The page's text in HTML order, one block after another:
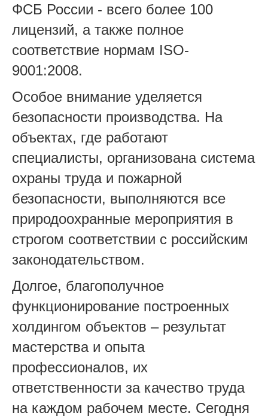
ФСБ России - всего более 100
лицензий, а также полное
соответствие нормам ISO-
9001:2008.
Особое внимание уделяется
безопасности производства. На
объектах, где работают
специалисты, организована система
охраны труда и пожарной
безопасности, выполняются все
природоохранные мероприятия в
строгом соответствии с российским
законодательством.
Долгое, благополучное
функционирование построенных
холдингом объектов – результат
мастерства и опыта
профессионалов, их
ответственности за качество труда
на каждом рабочем месте. Сегодня